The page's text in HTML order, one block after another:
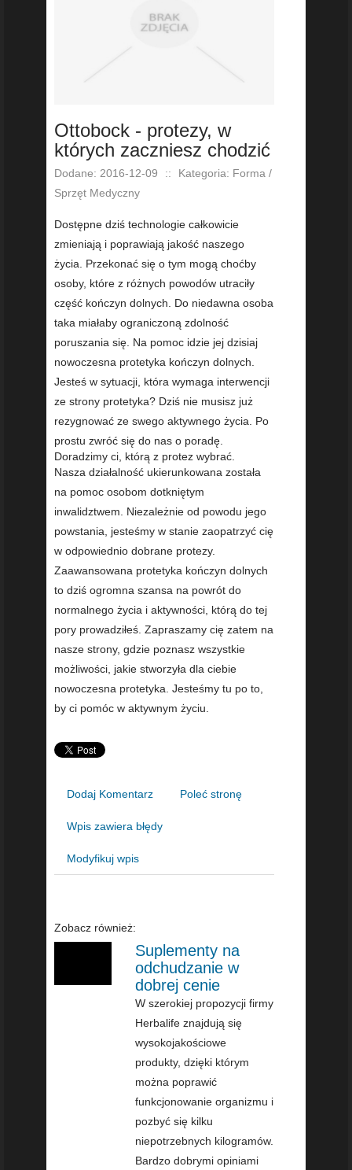
Ottobock - protezy, w
których zaczniesz chodzić
Dodane: 2016-12-09 ::
Kategoria: Forma /
Sprzęt Medyczny
Dostępne dziś technologie całkowicie
zmieniają i poprawiają jakość naszego
życia. Przekonać się o tym mogą choćby
osoby, które z różnych powodów utraciły
część kończyn dolnych. Do niedawna osoba
taka miałaby ograniczoną zdolność
poruszania się. Na pomoc idzie jej dzisiaj
nowoczesna protetyka kończyn dolnych.
Jesteś w sytuacji, która wymaga interwencji
ze strony protetyka? Dziś nie musisz już
rezygnować ze swego aktywnego życia. Po
prostu zwróć się do nas o poradę.
Doradzimy ci, którą z protez wybrać.
Nasza działalność ukierunkowana została
na pomoc osobom dotkniętym
inwalidztwem. Niezależnie od powodu jego
powstania, jesteśmy w stanie zaopatrzyć cię
w odpowiednio dobrane protezy.
Zaawansowana protetyka kończyn dolnych
to dziś ogromna szansa na powrót do
normalnego życia i aktywności, którą do tej
pory prowadziłeś. Zapraszamy cię zatem na
nasze strony, gdzie poznasz wszystkie
możliwości, jakie stworzyła dla ciebie
nowoczesna protetyka. Jesteśmy tu po to,
by ci pomóc w aktywnym życiu.
Dodaj Komentarz Poleć stronę
Wpis zawiera błędy
Modyfikuj wpis
Zobacz również:
Suplementy na
odchudzanie w
dobrej cenie
W szerokiej propozycji firmy
Herbalife znajdują się
wysokojakościowe
produkty, dzięki którym
można poprawić
funkcjonowanie organizmu i
pozbyć się kilku
niepotrzebnych kilogramów.
Bardzo dobrymi opiniami